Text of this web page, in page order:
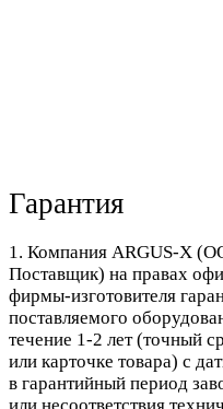
Гарантия
1. Компания ARGUS-X
Поставщик) на правах
фирмы-изготовителя
поставляемого
течение 1-2 лет (точный
или карточке товара) с
в гарантийный период